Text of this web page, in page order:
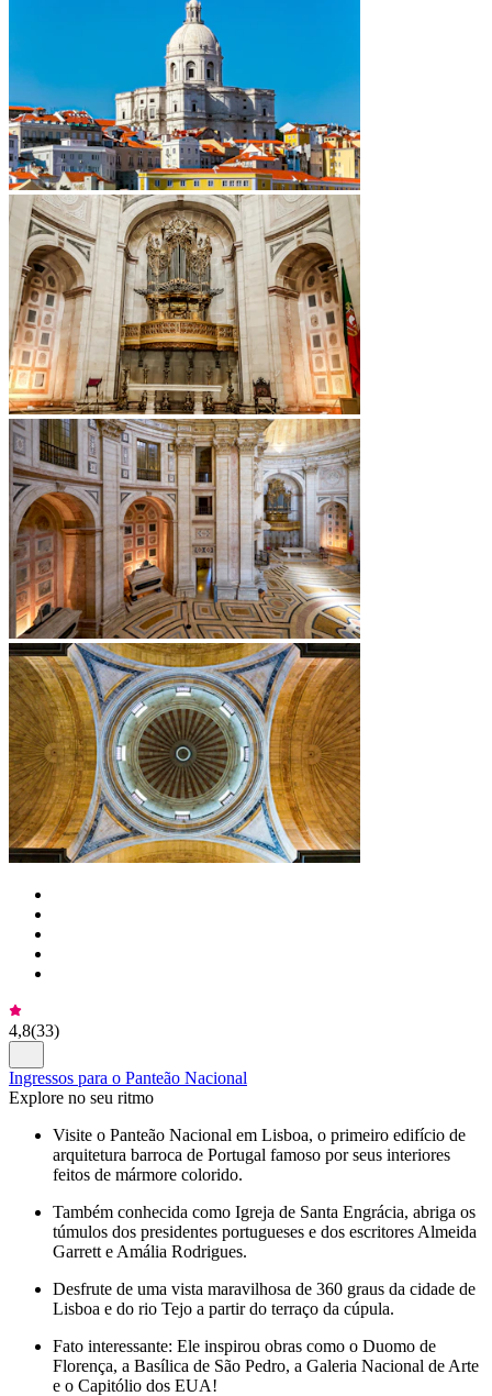
4,8(33)
Ingressos para o Panteão Nacional
Explore no seu ritmo
Visite o Panteão Nacional em Lisboa, o primeiro edifício de
arquitetura barroca de Portugal famoso por seus interiores
feitos de mármore colorido.
Também conhecida como Igreja de Santa Engrácia, abriga os
túmulos dos presidentes portugueses e dos escritores Almeida
Garrett e Amália Rodrigues.
Desfrute de uma vista maravilhosa de 360 graus da cidade de
Lisboa e do rio Tejo a partir do terraço da cúpula.
Fato interessante: Ele inspirou obras como o Duomo de
Florença, a Basílica de São Pedro, a Galeria Nacional de Arte
e o Capitólio dos EUA!